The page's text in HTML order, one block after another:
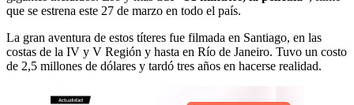
que se estrena este 27 de marzo en todo el país.
La gran aventura de estos títeres fue filmada en Santiago, en las
costas de la IV y V Región y hasta en Río de Janeiro. Tuvo un costo
de 2,5 millones de dólares y tardó tres años en hacerse realidad.